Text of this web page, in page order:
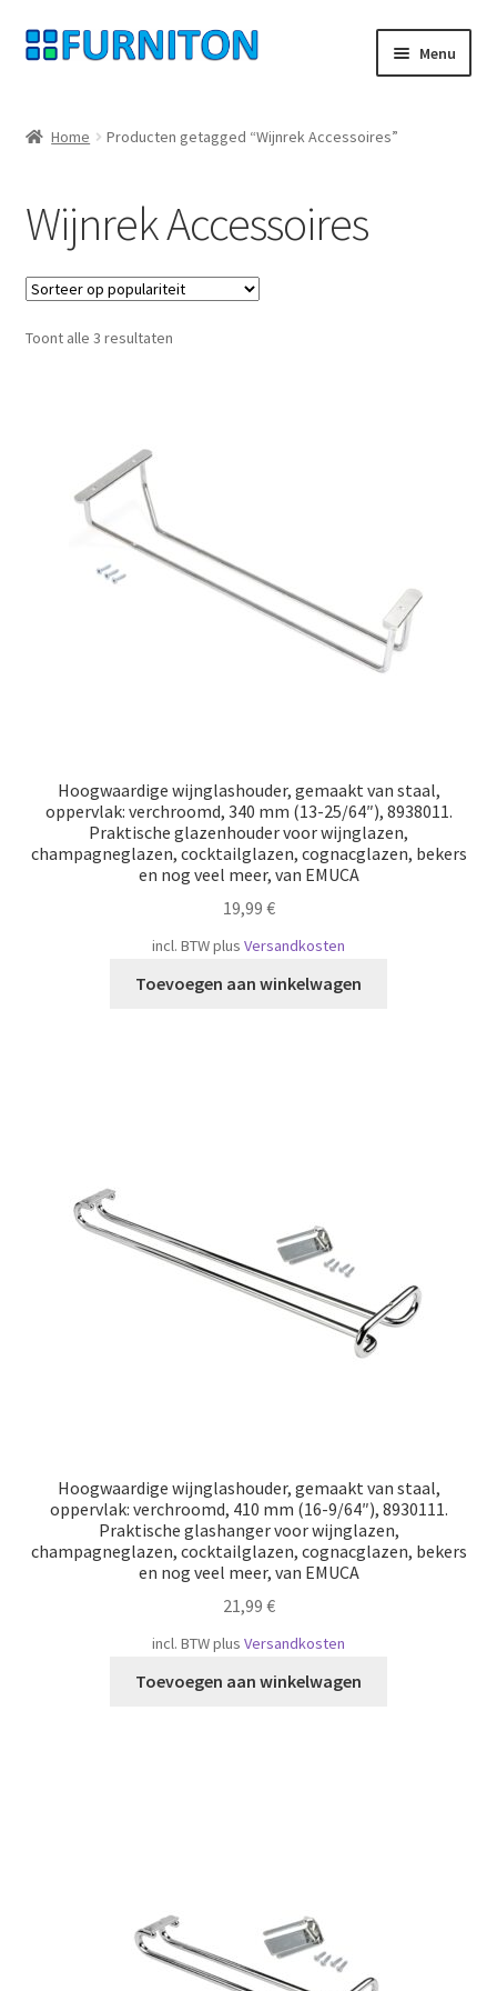
Ga
door
navigatie
Ga
naar
inhoud
Menu
Gegevensbescherming
Herroepingsrecht
Neem contact op met
Scheepvaart
Home Producten getagged “Wijnrek Accessoires”
Wijnrek Accessoires
Toont alle 3 resultatenGesorteerd
Hoogwaardige wijnglashouder, gemaakt van staal,
oppervlak: verchroomd, 340 mm (13-25/64″), 8938011.
Praktische glazenhouder voor wijnglazen,
champagneglazen, cocktailglazen, cognacglazen, bekers
en nog veel meer, van EMUCA
19,99 €
incl. BTWplus Versandkosten
Toevoegen aan winkelwagen
Hoogwaardige wijnglashouder, gemaakt van staal,
oppervlak: verchroomd, 410 mm (16-9/64″), 8930111.
Praktische glashanger voor wijnglazen,
champagneglazen, cocktailglazen, cognacglazen, bekers
en nog veel meer, van EMUCA
21,99 €
incl. BTWplus Versandkosten
Toevoegen aan winkelwagen